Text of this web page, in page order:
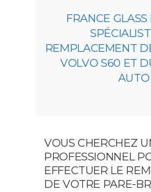
FRANCE GLASS
REMPLACEMENT
VOLVO S60 ET
AUTO
VOUS CHERCHEZ
PROFESSIONNEL
EFFECTUER LE
DE VOTRE PARE-